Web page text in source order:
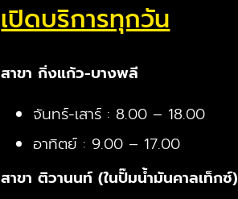
เปิดบริการทุกวัน
สาขา กิ่งแก้ว-บางพลี
จันทร์-เสาร์ : 8.00 – 18.00
อาทิตย์ : 9.00 – 17.00
สาขา ติวานนท์ (ในปั๊มน้ำมันคาลเท็กซ์)